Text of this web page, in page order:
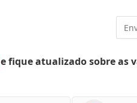
e fique atualizado sobre as